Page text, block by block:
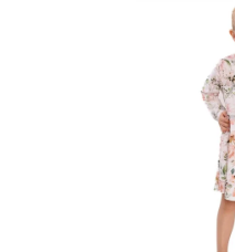
HODNOCENÍ OBCHODU
Postup pro
Obchodní